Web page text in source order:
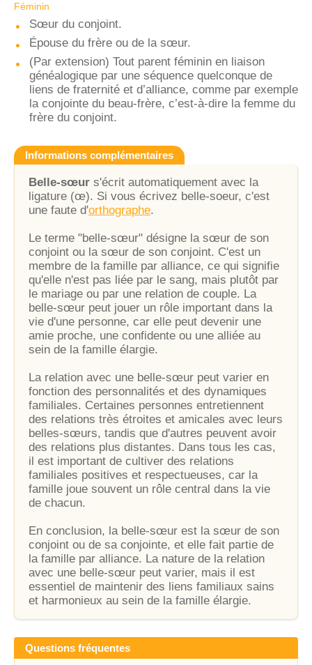
Féminin
Sœur du conjoint.
Épouse du frère ou de la sœur.
(Par extension) Tout parent féminin en liaison
généalogique par une séquence quelconque de
liens de fraternité et d’alliance, comme par exemple
la conjointe du beau-frère, c’est-à-dire la femme du
frère du conjoint.
Informations complémentaires
Belle-sœur s'écrit automatiquement avec la
ligature (œ). Si vous écrivez belle-soeur, c'est
une faute d'orthographe.
Le terme "belle-sœur" désigne la sœur de son
conjoint ou la sœur de son conjoint. C'est un
membre de la famille par alliance, ce qui signifie
qu'elle n'est pas liée par le sang, mais plutôt par
le mariage ou par une relation de couple. La
belle-sœur peut jouer un rôle important dans la
vie d'une personne, car elle peut devenir une
amie proche, une confidente ou une alliée au
sein de la famille élargie.
La relation avec une belle-sœur peut varier en
fonction des personnalités et des dynamiques
familiales. Certaines personnes entretiennent
des relations très étroites et amicales avec leurs
belles-sœurs, tandis que d'autres peuvent avoir
des relations plus distantes. Dans tous les cas,
il est important de cultiver des relations
familiales positives et respectueuses, car la
famille joue souvent un rôle central dans la vie
de chacun.
En conclusion, la belle-sœur est la sœur de son
conjoint ou de sa conjointe, et elle fait partie de
la famille par alliance. La nature de la relation
avec une belle-sœur peut varier, mais il est
essentiel de maintenir des liens familiaux sains
et harmonieux au sein de la famille élargie.
Questions fréquentes